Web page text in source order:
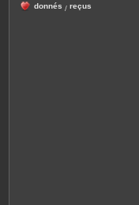
donnés / reçus